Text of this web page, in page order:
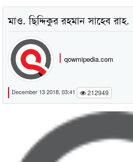
মাও. ছিদ্দিকুর রহমান সাহেব রাহ.
qowmipedia.com
December 13 2018, 03:41 212949